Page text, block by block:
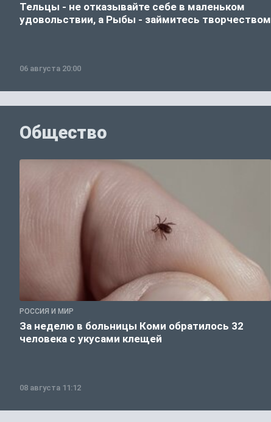
Тельцы - не отказывайте себе в маленьком
удовольствии, а Рыбы - займитесь творчеством
06 августа 20:00
Общество
РОССИЯ И МИР
За неделю в больницы Коми обратилось 32
человека с укусами клещей
08 августа 11:12